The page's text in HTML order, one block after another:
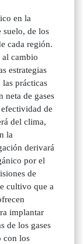
en la
suelo, de los
cada región.
cambio
estrategias
prácticas
neta de gases
de
del clima,
la
derivará
por el
de
cultivo que a
implantar
de los gases
con los